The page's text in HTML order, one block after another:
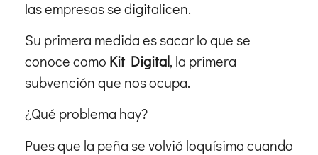
las empresas se digitalicen.
Su primera medida es sacar lo que se
conoce como Kit Digital, la primera
subvención que nos ocupa.
¿Qué problema hay?
Pues que la peña se volvió loquísima cuando